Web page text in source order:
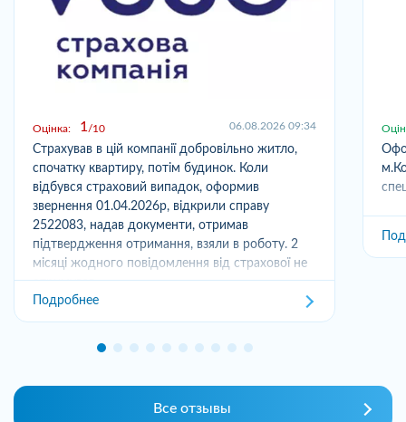
Оцінка: 1 10 06.08.2026 09:34
Страхував в цій компанії добровільно житло,
спочатку квартиру, потім будинок. Коли
відбувся страховий випадок, оформив
звернення 01.04.2026р, відкрили справу
2522083, надав документи, отримав
підтвердження отримання, взяли в роботу. 2
місяці жодного повідомлення від страхової не
отримував,...
Подробнее
Все отзывы